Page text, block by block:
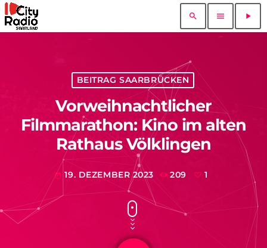
search menu play_arrow
BEITRAG SAARBRÜCKEN
Vorweihnachtlicher
Filmmarathon: Kino im alten
Rathaus Völklingen
today 19. DEZEMBER 2023 209 1